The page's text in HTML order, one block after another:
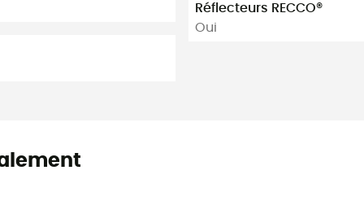
Réflecteurs RECCO®
Oui